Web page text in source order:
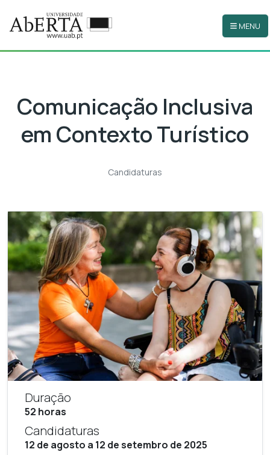
Ir para o conteúdo principal MENU
Comunicação Inclusiva
em Contexto Turístico
Candidaturas
Duração
52 horas
Candidaturas
12 de agosto a 12 de setembro de 2025